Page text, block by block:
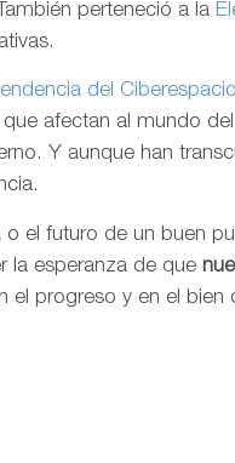
perteneció a la
del
afectan al mundo del
Y aunque han
el futuro de un buen
la esperanza de que
el progreso y en el bien